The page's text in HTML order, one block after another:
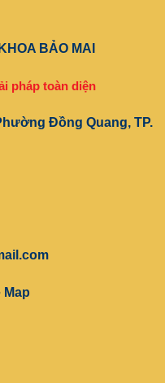
BẢO MAI
pháp toàn diện
Đồng Quang, TP.